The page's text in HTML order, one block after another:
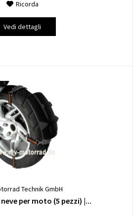
Ricorda
Vedi dettagli
Technik GmbH
per moto (5 pezzi) |...